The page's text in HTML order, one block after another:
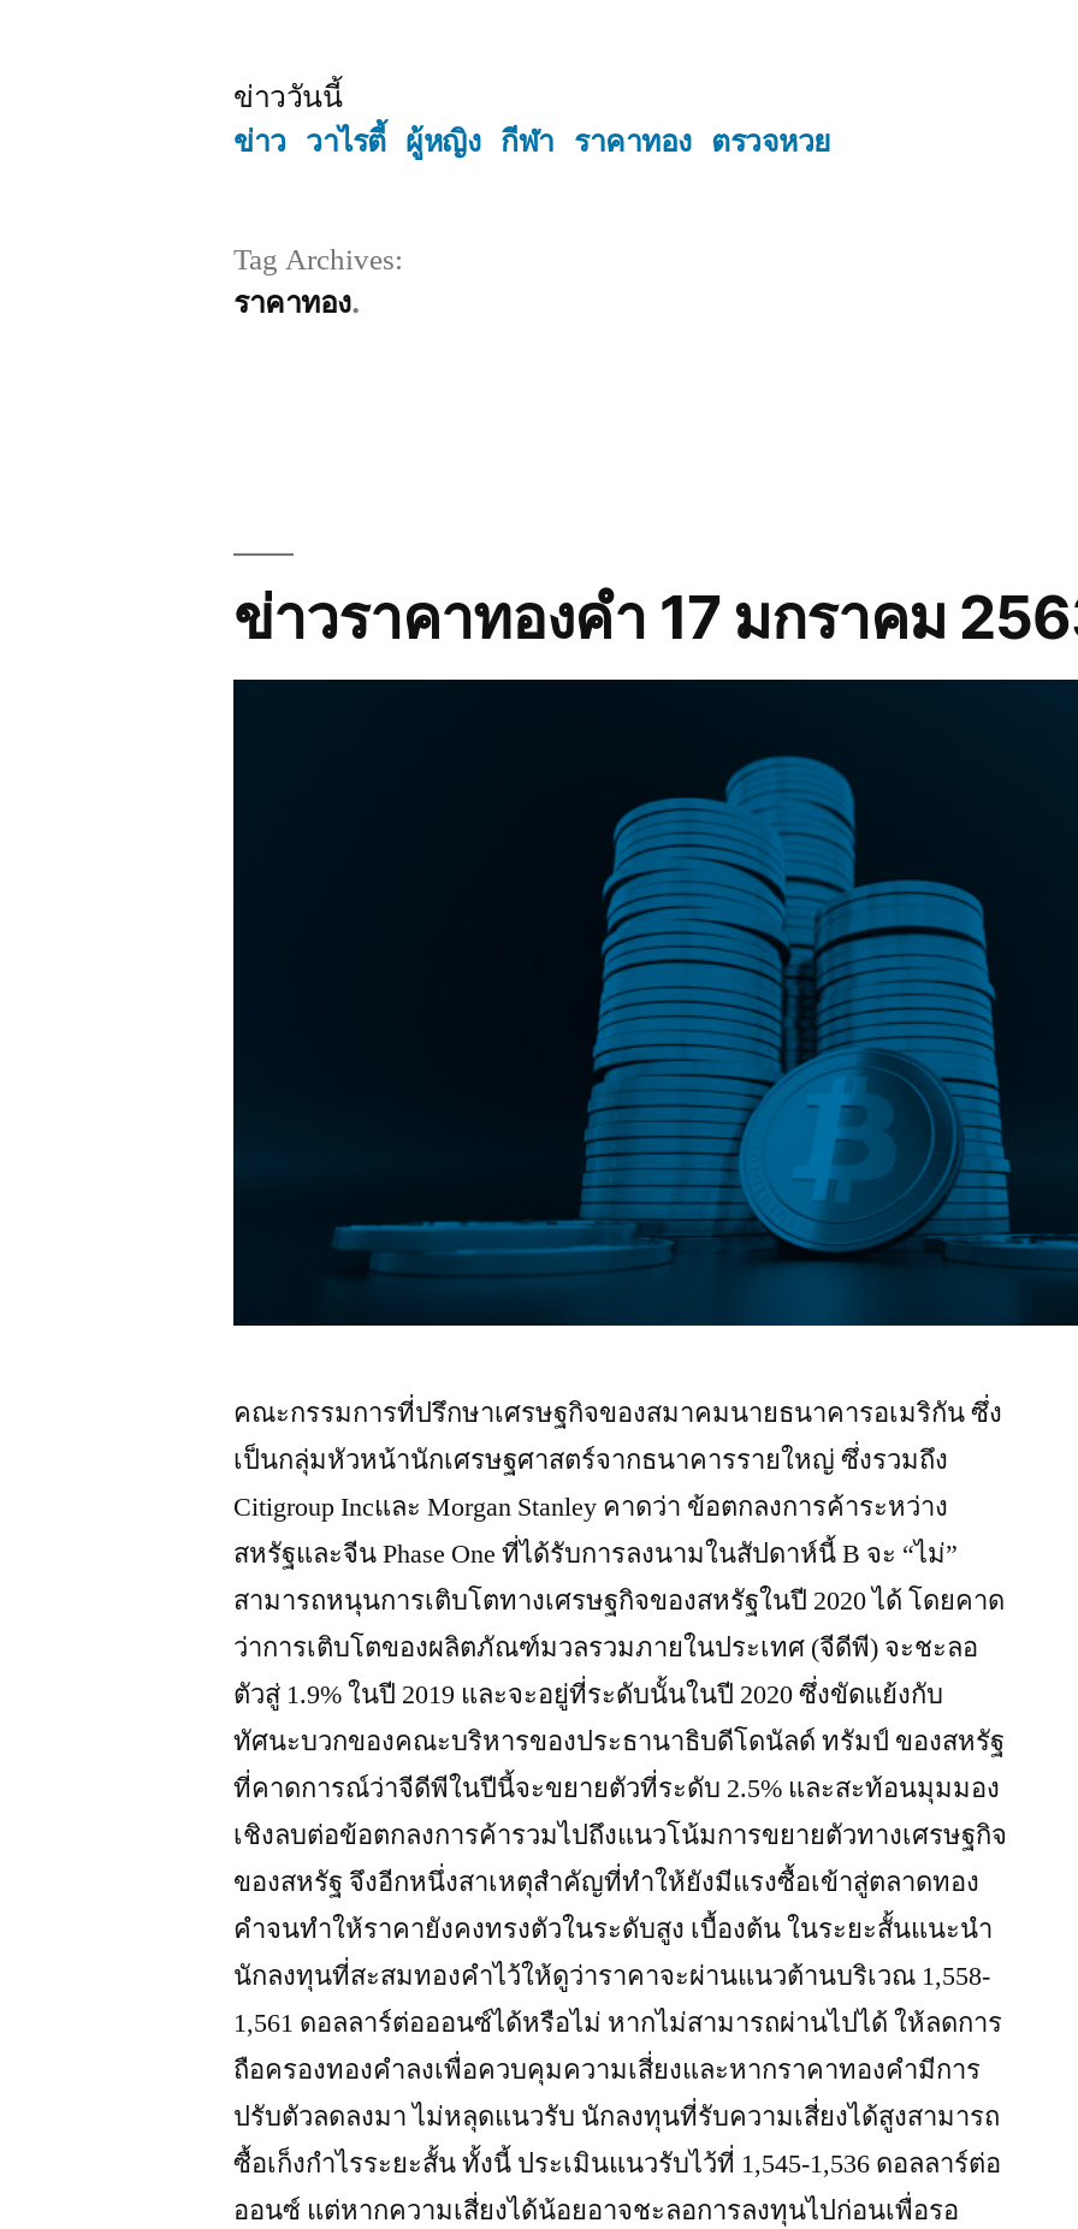
ข่าววันนี้
ข่าว วาไรตี้ ผู้หญิง กีฬา ราคาทอง ตรวจหวย
Tag Archives:
ราคาทอง
ข่าวราคาทองคำ 17 มกราคม
คณะกรรมการที่ปรึกษาเศรษฐกิจของสมาคมนายธนาคารอเมริกัน ซึ่ง
เป็นกลุ่มหัวหน้านักเศรษฐศาสตร์จากธนาคารรายใหญ่ ซึ่งรวมถึง
Citigroup Incและ Morgan Stanley คาดว่า ข้อตกลงการค้าระหว่าง
สหรัฐและจีน Phase One ที่ได้รับการลงนามในสัปดาห์นี้ B จะ “ไม่”
สามารถหนุนการเติบโตทางเศรษฐกิจของสหรัฐในปี 2020 ได้ โดยคาด
ว่าการเติบโตของผลิตภัณฑ์มวลรวมภายในประเทศ (จีดีพี) จะชะลอ
ตัวสู่ 1.9% ในปี 2019 และจะอยู่ที่ระดับนั้นในปี 2020 ซึ่งขัดแย้งกับ
ทัศนะบวกของคณะบริหารของประธานาธิบดีโดนัลด์ ทรัมป์ ของสหรัฐ
ที่คาดการณ์ว่าจีดีพีในปีนี้จะขยายตัวที่ระดับ 2.5% และสะท้อนมุมมอง
เชิงลบต่อข้อตกลงการค้ารวมไปถึงแนวโน้มการขยายตัวทางเศรษฐกิจ
ของสหรัฐ จึงอีกหนึ่งสาเหตุสําคัญที่ทําให้ยังมีแรงซื้อเข้าสู่ตลาดทอง
คําจนทําให้ราคายังคงทรงตัวในระดับสูง เบื้องต้น ในระยะสั้นแนะนํา
นักลงทุนที่สะสมทองคําไว้ให้ดูว่าราคาจะผ่านแนวต้านบริเวณ 1,558-
1,561 ดอลลาร์ต่อออนซ์ได้หรือไม่ หากไม่สามารถผ่านไปได้ ให้ลดการ
ถือครองทองคําลงเพื่อควบคุมความเสี่ยงและหากราคาทองคํามีการ
ปรับตัวลดลงมา ไม่หลุดแนวรับ นักลงทุนที่รับความเสี่ยงได้สูงสามารถ
ซื้อเก็งกําไรระยะสั้น ทั้งนี้ ประเมินแนวรับไว้ที่ 1,545-1,536 ดอลลาร์ต่อ
ออนซ์ แต่หากความเสี่ยงได้น้อยอาจชะลอการลงทุนไปก่อนเพื่อรอ